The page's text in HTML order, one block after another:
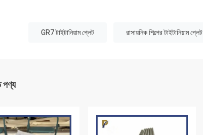
GR7 টাইটানিয়াম প্লেট রাসায়নিক শিল্পের টাইটানিয়াম প্লেট
পণ্য